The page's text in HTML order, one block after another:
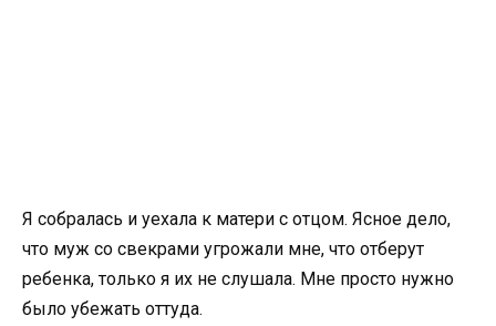
Я собралась и уехала к матери с отцом. Ясное дело,
что муж со свекрами угрожали мне, что отберут
ребенка, только я их не слушала. Мне просто нужно
было убежать оттуда.